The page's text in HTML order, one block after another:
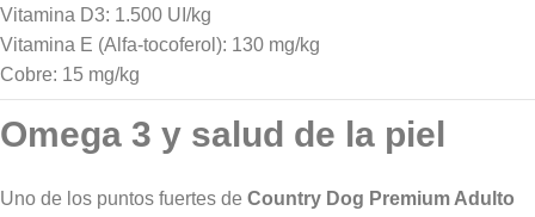
Vitamina D3: 1.500 UI/kg
Vitamina E (Alfa-tocoferol): 130 mg/kg
Cobre: 15 mg/kg
Omega 3 y salud de la piel
Uno de los puntos fuertes de Country Dog Premium Adulto